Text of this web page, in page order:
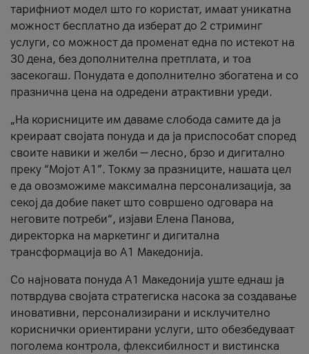
тарифниот модел што го користат, имаат уникатна
можност бесплатно да изберат до 2 стриминг
услуги, со можност да променат една по истекот на
30 дена, без дополнителна претплата, и тоа
засекогаш. Понудата е дополнително збогатена и со
празнична цена на одредени атрактивни уреди.
„На корисниците им даваме слобода самите да ја
креираат својата понуда и да ја приспособат според
своите навики и желби — лесно, брзо и дигитално
преку “Мојот А1”. Токму за празниците, нашата цел
е да овозможиме максимална персонализација, за
секој да добие пакет што совршено одговара на
неговите потреби“, изјави Елена Панова,
директорка на маркетинг и дигитална
трансформација во А1 Македонија.
Со најновата понуда А1 Македонија уште еднаш ја
потврдува својата стратегиска насока за создавање
иновативни, персонализирани и исклучително
кориснички ориентирани услуги, што обезбедуваат
поголема контрола, флексибилност и вистинска